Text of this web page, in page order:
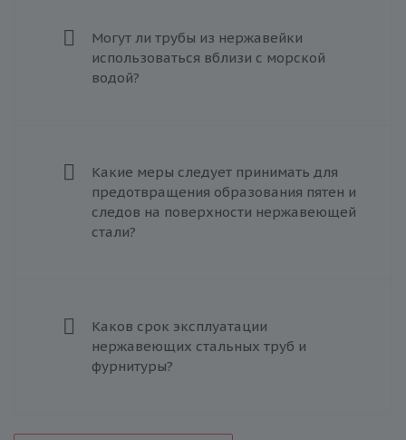
Могут ли трубы из нержавейки
использоваться вблизи с морской
водой?
Какие меры следует принимать для
предотвращения образования пятен и
следов на поверхности нержавеющей
стали?
Каков срок эксплуатации
нержавеющих стальных труб и
фурнитуры?